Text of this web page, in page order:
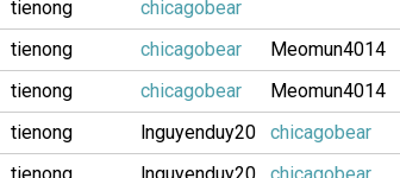
tienong
chicagobear
tienong chicagobear
Meomun4014
tienong chicagobear
Meomun4014
tienong lnguyenduy20 chicagobear